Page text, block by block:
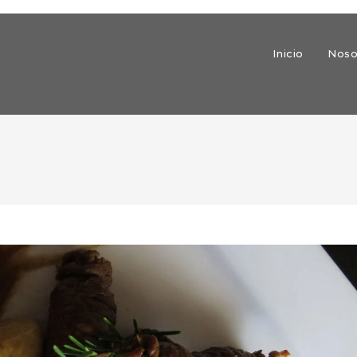
Inicio